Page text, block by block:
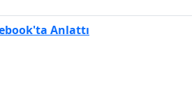
Anlattı